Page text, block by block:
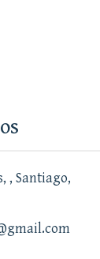
, Santiago,